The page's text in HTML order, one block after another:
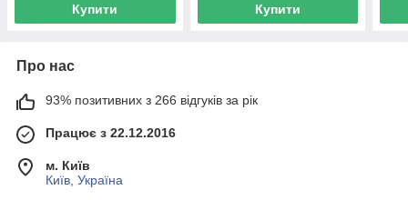
Купити Купити
Про нас
93% позитивних з 266 відгуків за рік
Працює з 22.12.2016
м. Київ
Київ, Україна